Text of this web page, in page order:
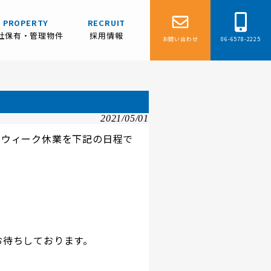
06-6578-2225
お問い合わせ
PROPERTY
保有・管理物件
RECRUIT
採用情報
2021/05/01
ィーク休業を下記の日程で
ちしております。